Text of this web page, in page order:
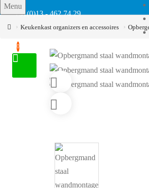
+31(0)13 - 462 74 29
0
Menu
Keukenkast organizers en accessoires